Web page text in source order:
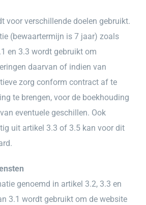
voor verschillende doelen gebruikt.
(bewaartermijn is 7 jaar) zoals
en 3.3 wordt gebruikt om
daarvan of indien van
zorg conform contract af te
te brengen, voor de boekhouding
eventuele geschillen. Ook
uit artikel 3.3 of 3.5 kan voor dit
genoemd in artikel 3.2, 3.3 en
3.1 wordt gebruikt om de website